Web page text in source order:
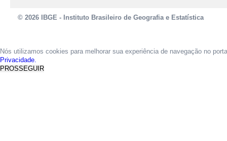
© 2026 IBGE - Instituto Brasileiro de Geografia e Estatística
Nós utilizamos cookies para melhorar sua experiência de navegação no
Privacidade.
PROSSEGUIR